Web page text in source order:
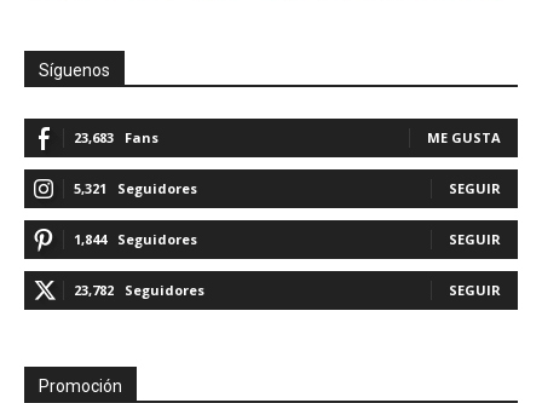
Síguenos
23,683 Fans ME GUSTA
5,321 Seguidores SEGUIR
1,844 Seguidores SEGUIR
23,782 Seguidores SEGUIR
Promoción